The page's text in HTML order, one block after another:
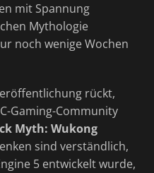
mit Spannung
Mythologie
noch wenige Wochen
rückt,
Gaming-Community
Myth: Wukong
sind verständlich,
5 entwickelt wurde,